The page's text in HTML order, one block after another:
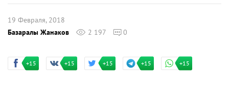
19 Февраля, 2018
Базаралы Жанаков
2 197 0
+15 +15 +15 +15 +15